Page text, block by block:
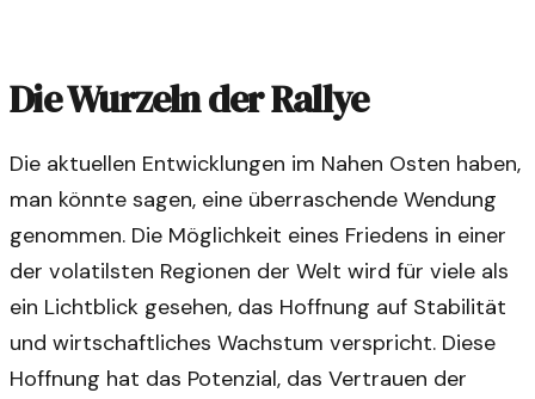
Die Wurzeln der Rallye
Die aktuellen Entwicklungen im Nahen Osten haben,
man könnte sagen, eine überraschende Wendung
genommen. Die Möglichkeit eines Friedens in einer
der volatilsten Regionen der Welt wird für viele als
ein Lichtblick gesehen, das Hoffnung auf Stabilität
und wirtschaftliches Wachstum verspricht. Diese
Hoffnung hat das Potenzial, das Vertrauen der